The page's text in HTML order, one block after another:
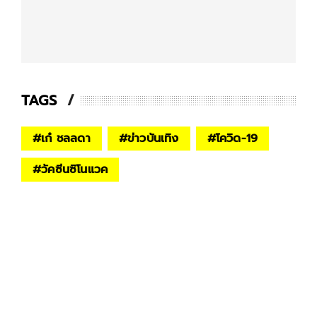
TAGS
#เก๋ ชลลดา #ข่าวบันเทิง #โควิด-19
#วัคซีนซิโนแวค